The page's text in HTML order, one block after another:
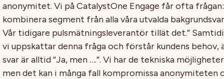
anonymitet. Vi på CatalystOne Engage får ofta frågan:
kombinera segment från alla våra utvalda
Vår tidigare pulsmätningsleverantör tillät det.”
vi uppskattar denna fråga och förstår kundens behov,
svar är alltid “Ja, men ….”. Vi har de tekniska
men det kan i många fall kompromissa anonymiteten